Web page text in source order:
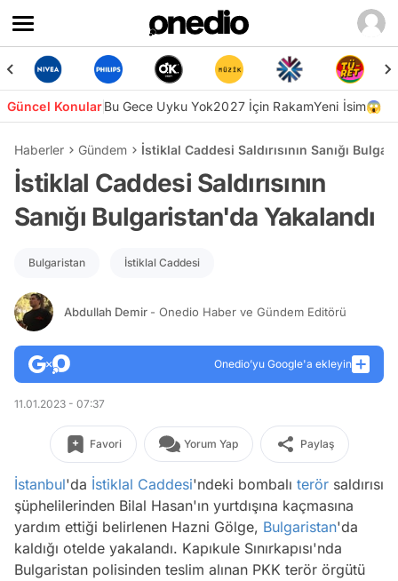
Güncel KonularBu Gece Uyku Yok2027 İçin RakamYeni İsim😱
Haberler Gündem İstiklal Caddesi Saldırısının Sanığı
İstiklal Caddesi Saldırısının
Sanığı Bulgaristan'da Yakalandı
Bulgaristan İstiklal Caddesi
Abdullah Demir - Onedio Haber ve Gündem Editörü
Onedio’yu Google'a ekleyin
11.01.2023 - 07:37
Favori Yorum Yap Paylaş
İstanbul'da İstiklal Caddesi'ndeki bombalı terör saldırısı
şüphelilerinden Bilal Hasan'ın yurtdışına kaçmasına
yardım ettiği belirlenen Hazni Gölge, Bulgaristan'da
kaldığı otelde yakalandı. Kapıkule Sınırkapısı'nda
Bulgaristan polisinden teslim alınan PKK terör örgütü